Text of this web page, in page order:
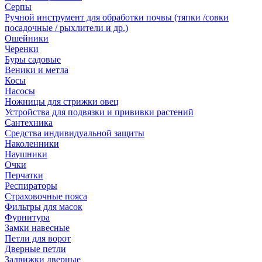
Серпы
Ручной инструмент для обработки почвы (тяпки /совки
посадочные / рыхлители и др.)
Ошейники
Черенки
Буры садовые
Веники и метла
Косы
Насосы
Ножницы для стрижки овец
Устройства для подвязки и прививки растений
Сантехника
Средства индивидуальной защиты
Наколенники
Наушники
Очки
Перчатки
Респираторы
Страховочные пояса
Фильтры для масок
Фурнитура
Замки навесные
Петли для ворот
Дверные петли
Задвижки дверные